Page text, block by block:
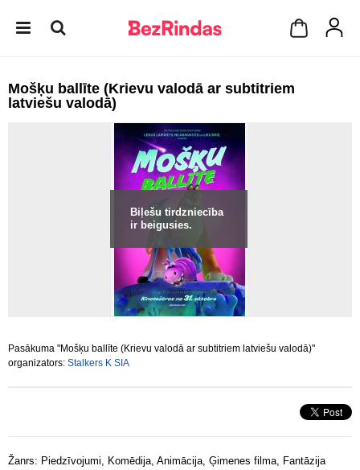
Mošķu ballīte (Krievu valodā ar subtitriem
latviešu valodā)
Biļešu tirdzniecība
ir beigusies.
Pasākuma "Mošķu ballīte (Krievu valodā ar subtitriem latviešu valodā)"
organizators: Stalkers K SIA
Žanrs: Piedzīvojumi, Komēdija, Animācija, Ģimenes filma, Fantāzija